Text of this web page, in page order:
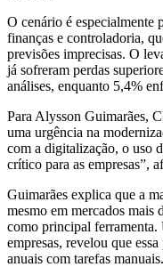
O cenário é especialmente
finanças e controladoria,
previsões imprecisas. O
já sofreram perdas
análises, enquanto 5,4%
Para Alysson Guimarães,
uma urgência na
com a digitalização, o uso
crítico para as empresas”,
Guimarães explica que a
mesmo em mercados
como principal
empresas, revelou que
anuais com tarefas manuais.